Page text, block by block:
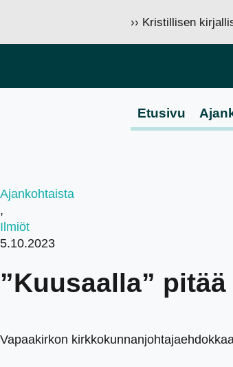
›› Kristillisen
Etusivu
Ajankohtaista
,
Ilmiöt
5.10.2023
”Kuusaalla”
Vapaakirkon